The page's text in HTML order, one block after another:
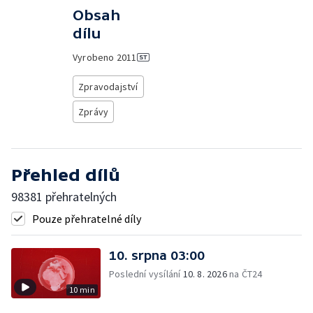
Obsah
dílu
Vyrobeno 2011
Zpravodajství
Zprávy
Přehled dílů
98381 přehratelných
Pouze přehratelné díly
10 min
10. srpna 03:00
Poslední vysílání10. 8. 2026na ČT24